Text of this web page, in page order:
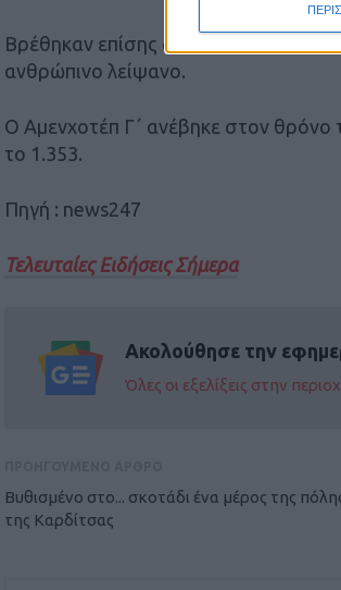
Βρέθηκαν επίσης δύο τάφοι
ανθρώπινο λείψανο.
Ο Αμενχοτέπ Γ΄ ανέβηκε στον θρόνο
το 1.353.
Πηγή : news247
Τελευταίες Ειδήσεις Σήμερα
Ακολούθησε την
Όλες οι εξελίξεις στην
Βυθισμένο στο... σκοτάδι ένα μέρος της
της Καρδίτσας